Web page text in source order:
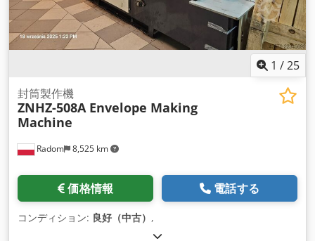
1 /25
Radom 8,525 km
封筒製作機
ZNHZ-508A Envelope Making
Machine
価格情報 電話する
コンディション: 良好（中古） ,